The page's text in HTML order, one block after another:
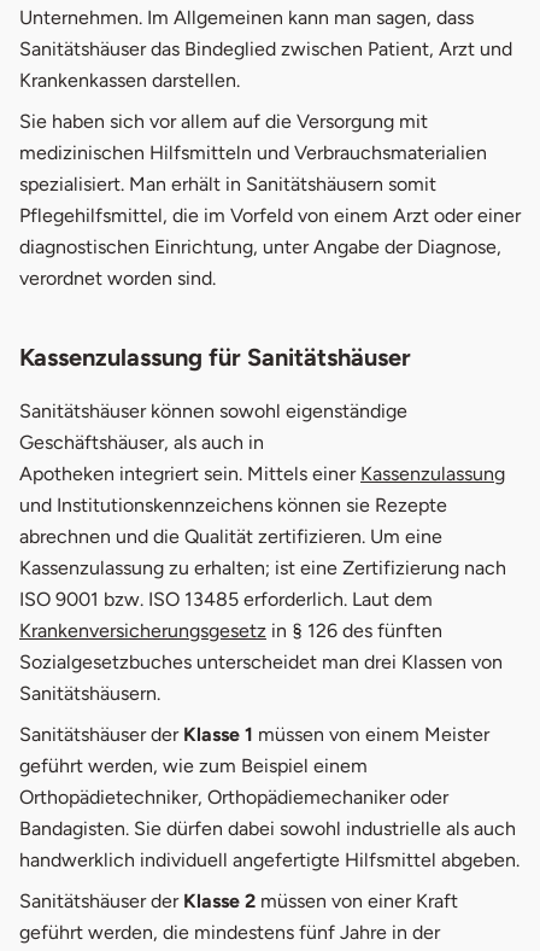
Unternehmen. Im Allgemeinen kann man sagen, dass
Sanitätshäuser das Bindeglied zwischen Patient, Arzt und
Krankenkassen darstellen.
Sie haben sich vor allem auf die Versorgung mit
medizinischen Hilfsmitteln und Verbrauchsmaterialien
spezialisiert. Man erhält in Sanitätshäusern somit
Pflegehilfsmittel, die im Vorfeld von einem Arzt oder einer
diagnostischen Einrichtung, unter Angabe der Diagnose,
verordnet worden sind.
Kassenzulassung für Sanitätshäuser
Sanitätshäuser können sowohl eigenständige
Geschäftshäuser, als auch in
Apotheken integriert sein. Mittels einer Kassenzulassung
und Institutionskennzeichens können sie Rezepte
abrechnen und die Qualität zertifizieren. Um eine
Kassenzulassung zu erhalten; ist eine Zertifizierung nach
ISO 9001 bzw. ISO 13485 erforderlich. Laut dem
Krankenversicherungsgesetz öffnet in neuem Fenster
in § 126 des fünften
Sozialgesetzbuches unterscheidet man drei Klassen von
Sanitätshäusern.
Sanitätshäuser der Klasse 1 müssen von einem Meister
geführt werden, wie zum Beispiel einem
Orthopädietechniker, Orthopädiemechaniker oder
Bandagisten. Sie dürfen dabei sowohl industrielle als auch
handwerklich individuell angefertigte Hilfsmittel abgeben.
Sanitätshäuser der Klasse 2 müssen von einer Kraft
geführt werden, die mindestens fünf Jahre in der